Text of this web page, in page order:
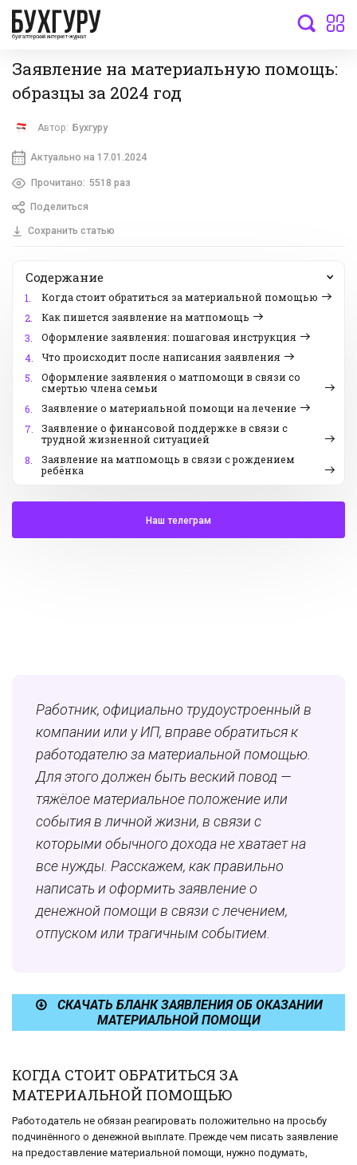
бухгалтерский интернет-журнал
Заявление на материальную помощь:
образцы за 2024 год
Автор: Бухгуру
Актуально на 17.01.2024
Прочитано: 5518 раз
Поделиться
Сохранить статью
Содержание
1.
Когда стоит обратиться за материальной помощью
2.
Как пишется заявление на матпомощь
3.
Оформление заявления: пошаговая инструкция
4.
Что происходит после написания заявления
5.
Оформление заявления о матпомощи в связи со
смертью члена семьи
6.
Заявление о материальной помощи на лечение
7.
Заявление о финансовой поддержке в связи с
трудной жизненной ситуацией
8.
Заявление на матпомощь в связи с рождением
ребёнка
Наш телеграм
Работник, официально трудоустроенный в
компании или у ИП, вправе обратиться к
работодателю за материальной помощью.
Для этого должен быть веский повод —
тяжёлое материальное положение или
события в личной жизни, в связи с
которыми обычного дохода не хватает на
все нужды. Расскажем, как правильно
написать и оформить заявление о
денежной помощи в связи с лечением,
отпуском или трагичным событием.
СКАЧАТЬ БЛАНК ЗАЯВЛЕНИЯ ОБ ОКАЗАНИИ
МАТЕРИАЛЬНОЙ ПОМОЩИ
КОГДА СТОИТ ОБРАТИТЬСЯ ЗА
МАТЕРИАЛЬНОЙ ПОМОЩЬЮ
Работодатель не обязан реагировать положительно на просьбу
подчинённого о денежной выплате. Прежде чем писать заявление
на предоставление материальной помощи, нужно подумать,